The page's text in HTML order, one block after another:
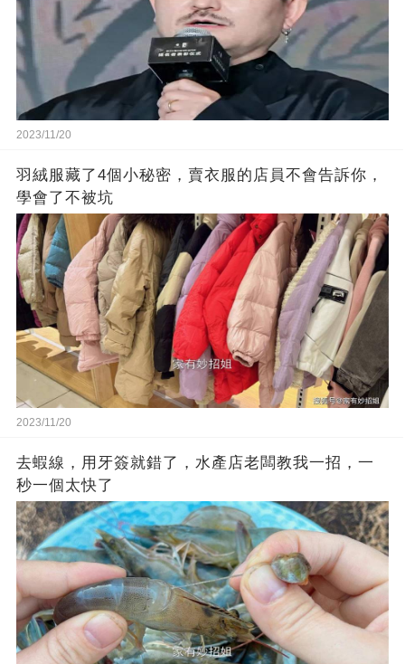
2023/11/20
羽絨服藏了4個小秘密，賣衣服的店員不會告訴你，
學會了不被坑
2023/11/20
去蝦線，用牙簽就錯了，水產店老闆教我一招，一
秒一個太快了